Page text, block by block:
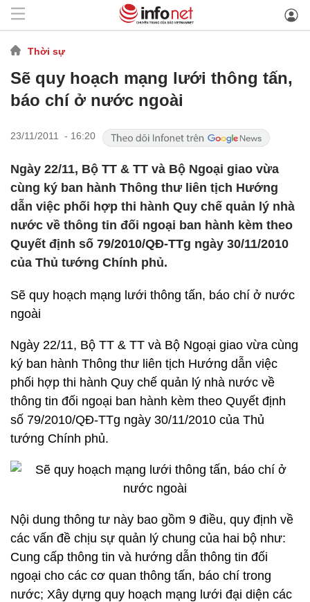
Thời sự
Sẽ quy hoạch mạng lưới thông tấn,
báo chí ở nước ngoài
23/11/2011 - 16:20
Ngày 22/11, Bộ TT & TT và Bộ Ngoại giao vừa
cùng ký ban hành Thông thư liên tịch Hướng
dẫn việc phối hợp thi hành Quy chế quản lý nhà
nước về thông tin đối ngoại ban hành kèm theo
Quyết định số 79/2010/QĐ-TTg ngày 30/11/2010
của Thủ tướng Chính phủ.
Sẽ quy hoạch mạng lưới thông tấn, báo chí ở nước
ngoài
Ngày 22/11, Bộ TT & TT và Bộ Ngoại giao vừa cùng
ký ban hành Thông thư liên tịch Hướng dẫn việc
phối hợp thi hành Quy chế quản lý nhà nước về
thông tin đối ngoại ban hành kèm theo Quyết định
số 79/2010/QĐ-TTg ngày 30/11/2010 của Thủ
tướng Chính phủ.
Nội dung thông tư này bao gồm 9 điều, quy định về
các vấn đề chịu sự quản lý chung của hai bộ như:
Cung cấp thông tin và hướng dẫn thông tin đối
ngoại cho các cơ quan thông tấn, báo chí trong
nước; Xây dựng quy hoạch mạng lưới đại diện các